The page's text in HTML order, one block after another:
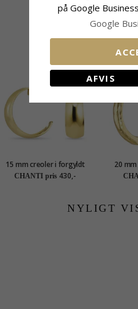
15 mm creoler i forgyldt
sølv
CHANTI pris 430,-
20
NYLIGT
på Google
Google
AFVIS